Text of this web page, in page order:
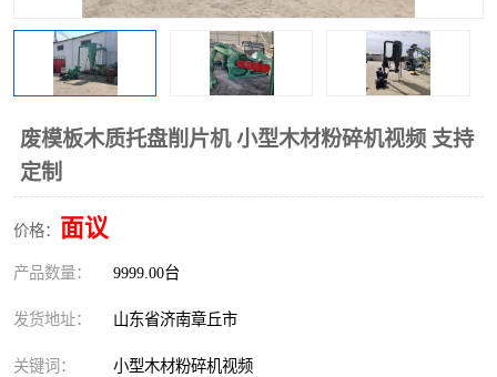
废模板木质托盘削片机 小型木材粉碎机视频 支持
定制
价格： 面议
产品数量： 9999.00台
发货地址： 山东省济南章丘市
关键词： 小型木材粉碎机视频